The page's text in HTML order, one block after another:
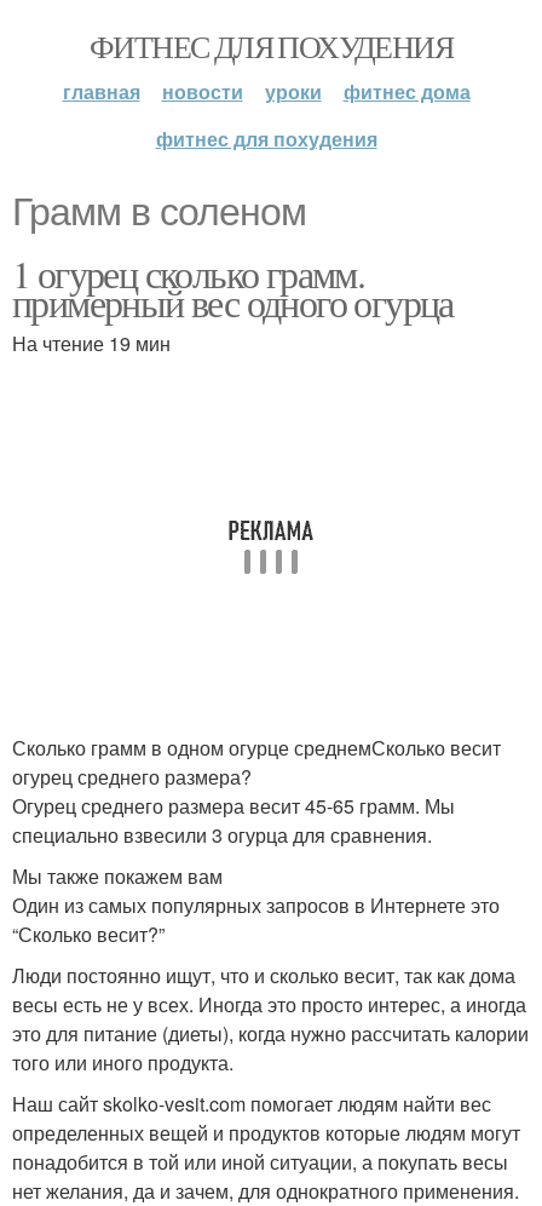
ФИТНЕС ДЛЯ ПОХУДЕНИЯ
главная новости уроки
фитнес дома
фитнес для похудения
Грамм в соленом
1 огурец сколько грамм.
примерный вес одного огурца
На чтение 19 мин
Сколько грамм в одном огурце среднемСколько весит
огурец среднего размера?
Огурец среднего размера весит 45-65 грамм. Мы
специально взвесили 3 огурца для сравнения.
Мы также покажем вам
Один из самых популярных запросов в Интернете это
“Сколько весит?”
Люди постоянно ищут, что и сколько весит, так как дома
весы есть не у всех. Иногда это просто интерес, а иногда
это для питание (диеты), когда нужно рассчитать калории
того или иного продукта.
Наш сайт skolko-vesit.com помогает людям найти вес
определенных вещей и продуктов которые людям могут
понадобится в той или иной ситуации, а покупать весы
нет желания, да и зачем, для однократного применения.